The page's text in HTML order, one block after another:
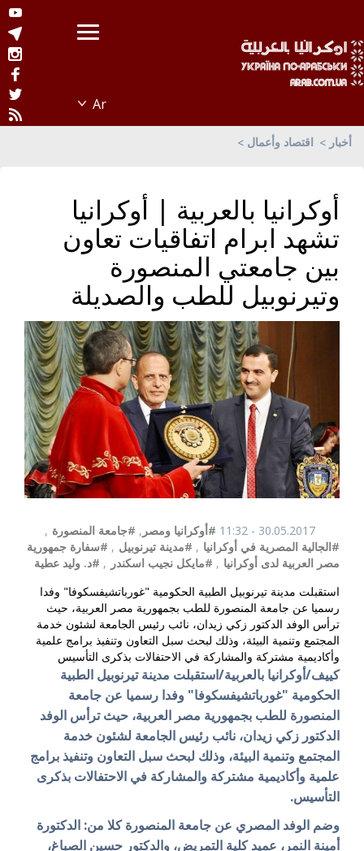
أخبار اقتصاد وأعمال
أوكرانيا بالعربية | أوكرانيا
تشهد ابرام اتفاقيات تعاون
بين جامعتي المنصورة
وتيرنوبيل للطب والصديلة
30.05.2017 - 11:32 #أوكرانيا ومصر , #جامعة المنصورة ,
#الجالية المصرية في أوكرانيا , #مدينة تيرنوبيل , #سفارة جمهورية
مصر العربية لدى أوكرانيا , #مايكل نجيب اسكندر , #د. وليد عطية
استقبلت مدينة تيرنوبيل الطبية الحكومية "غورباتشيفسكوفا" وفدا
رسميا عن جامعة المنصورة للطب بجمهورية مصر العربية، حيث
ترأس الوفد الدكتور زكي زيدان، نائب رئيس الجامعة لشئون خدمة
المجتمع وتنمية البيئة، وذلك لبحث سبل التعاون وتنفيذ برامج علمية
وأكاديمية مشتركة والمشاركة في الاحتفالات بذكرى التأسيس
كييف/أوكرانيا بالعربية/استقبلت مدينةتيرنوبيل الطبية
الحكومية "غورباتشيفسكوفا" وفدا رسميا عن جامعة
المنصورة للطب بجمهورية مصر العربية، حيث ترأس الوفد
الدكتور زكي زيدان، نائب رئيس الجامعة لشئون خدمة
المجتمع وتنمية البيئة، وذلك لبحث سبل التعاون وتنفيذ برامج
علمية وأكاديمية مشتركة والمشاركة في الاحتفالات بذكرى
التأسيس.
وضم الوفد المصري عن جامعة المنصورة كلا من: الدكتورة
أمينة النمر، عميد كلية التمريض، والدكتور حسين الصباغ،